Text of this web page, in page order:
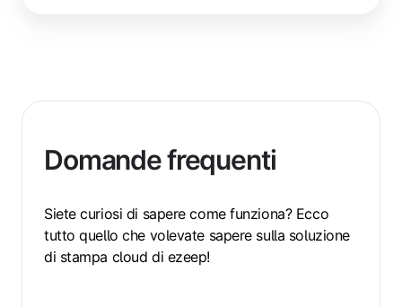
Domande frequenti
Siete curiosi di sapere come funziona? Ecco
tutto quello che volevate sapere sulla soluzione
di stampa cloud di ezeep!